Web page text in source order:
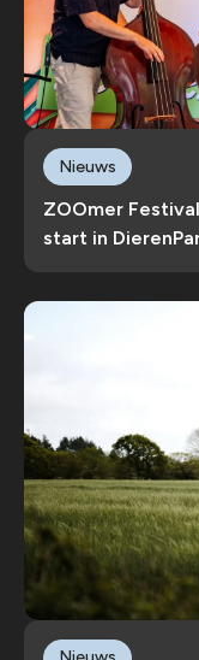
ZOOmer
start in
Nieuws